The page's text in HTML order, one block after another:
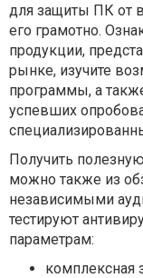
для защиты ПК от
его грамотно.
продукции,
рынке, изучите
программы, а
успевших
Получить
можно также из
независимыми
тестируют
параметрам:
комплексная